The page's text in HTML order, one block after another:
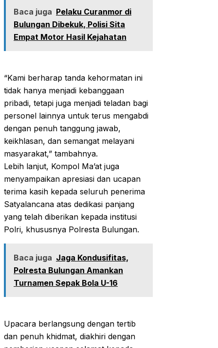
Baca juga Pelaku Curanmor di
Bulungan Dibekuk, Polisi Sita
Empat Motor Hasil Kejahatan
“Kami berharap tanda kehormatan ini
tidak hanya menjadi kebanggaan
pribadi, tetapi juga menjadi teladan bagi
personel lainnya untuk terus mengabdi
dengan penuh tanggung jawab,
keikhlasan, dan semangat melayani
masyarakat,” tambahnya.
Lebih lanjut, Kompol Ma’at juga
menyampaikan apresiasi dan ucapan
terima kasih kepada seluruh penerima
Satyalancana atas dedikasi panjang
yang telah diberikan kepada institusi
Polri, khususnya Polresta Bulungan.
Baca juga Jaga Kondusifitas,
Polresta Bulungan Amankan
Turnamen Sepak Bola U-16
Upacara berlangsung dengan tertib
dan penuh khidmat, diakhiri dengan